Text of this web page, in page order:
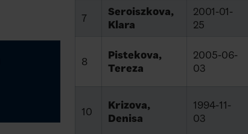
7
Seroiszkova,
Klara
2001-01-
25
8
Pistekova,
Tereza
2005-06-
03
10
Krizova,
Denisa
1994-11-
03